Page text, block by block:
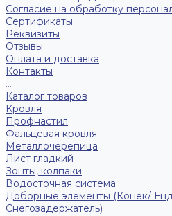
Согласие на обработку
Сертификаты
Реквизиты
Отзывы
Оплата и доставка
Контакты
...
Каталог товаров
Кровля
Профнастил
Фальцевая кровля
Металлочерепица
Лист гладкий
Зонты, колпаки
Водосточная система
Доборные элементы (Конек/
Снегозадержатель)